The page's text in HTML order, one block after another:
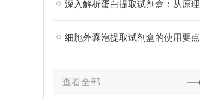
细胞外囊泡提取试剂盒的使用要点
查看全部